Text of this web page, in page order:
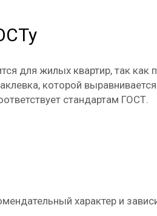
для жилых квартир, так как
которой
стандартам ГОСТ.
характер и